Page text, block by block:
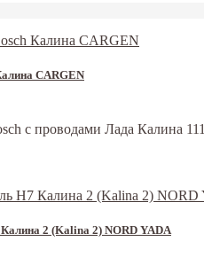
CARGEN
с проводами Лада Калина
2 (Kalina 2) NORD YADA